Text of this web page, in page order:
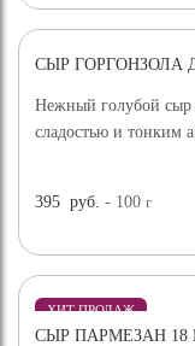
СЫР ГОРГОНЗОЛА
Нежный голубой сыр
сладостью и тонким
395 руб. - 100г
ХИТ ПРОДАЖ
СЫР ПАРМЕЗАН 18